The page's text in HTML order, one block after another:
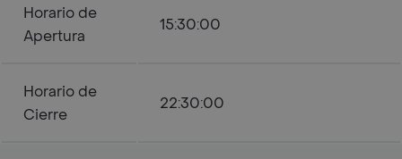
Horario de
Apertura
15:30:00
Horario de
Cierre
22:30:00